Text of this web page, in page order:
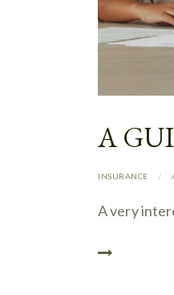
A
INSURANCE
A very